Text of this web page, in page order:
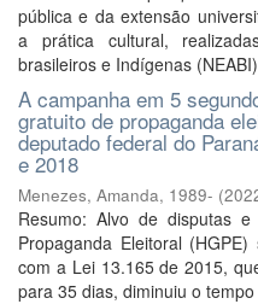
pública e da extensão
a prática cultural,
brasileiros e Indígenas
A campanha em 5
gratuito de propaganda
deputado federal do
e 2018
Menezes, Amanda, 1989- (
Resumo: Alvo de disputas
Propaganda Eleitoral
com a Lei 13.165 de 2015,
para 35 dias, diminuiu o